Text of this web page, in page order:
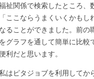
祉関係で検索したところ、
「ここならうまくいくかもし
なることができました。前の
をグラフを通して簡単に比較
利だと思います。
はピタジョブを利用してか